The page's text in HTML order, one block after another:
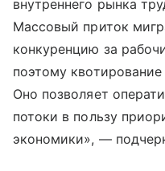
внутреннего рынка
Массовый приток
конкуренцию за
поэтому
Оно позволяет
потоки в пользу
экономики», —